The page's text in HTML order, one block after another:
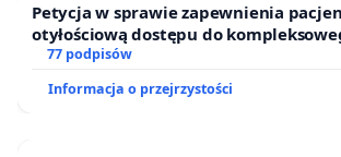
Petycja w sprawie zapewnienia
otyłościową dostępu do
oraz programów profilaktycznych.
77 podpisów
Informacja o przejrzystości